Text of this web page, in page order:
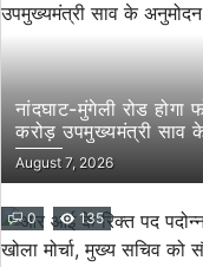
नांदघाट-मुंगेली रोड
करोड़ उपमुख्यमंत्री साव
August 7, 2026
0 135